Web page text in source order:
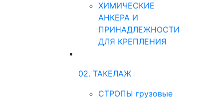
ХИМИЧЕСКИЕ
АНКЕРА И
ПРИНАДЛЕЖНОСТИ
ДЛЯ КРЕПЛЕНИЯ
02. ТАКЕЛАЖ
СТРОПЫ грузовые